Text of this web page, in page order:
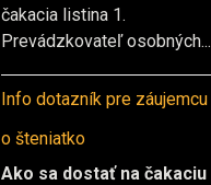
čakacia listina 1.
Prevádzkovateľ osobných...
Info dotazník pre záujemcu
o šteniatko
Ako sa dostať na čakaciu